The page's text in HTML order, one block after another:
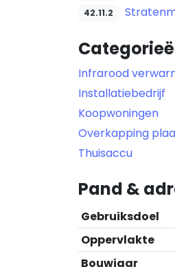
42.11.2
Infrarood
Installatiebedrijf
Koopwoningen
Overkapping
Thuisaccu
Pand &
Gebruiksdoel
Oppervlakte
Bouwjaar